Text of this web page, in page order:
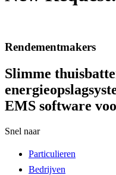
Rendementmakers
Slimme
EMS software
Snel naar
Particulieren
Bedrijven